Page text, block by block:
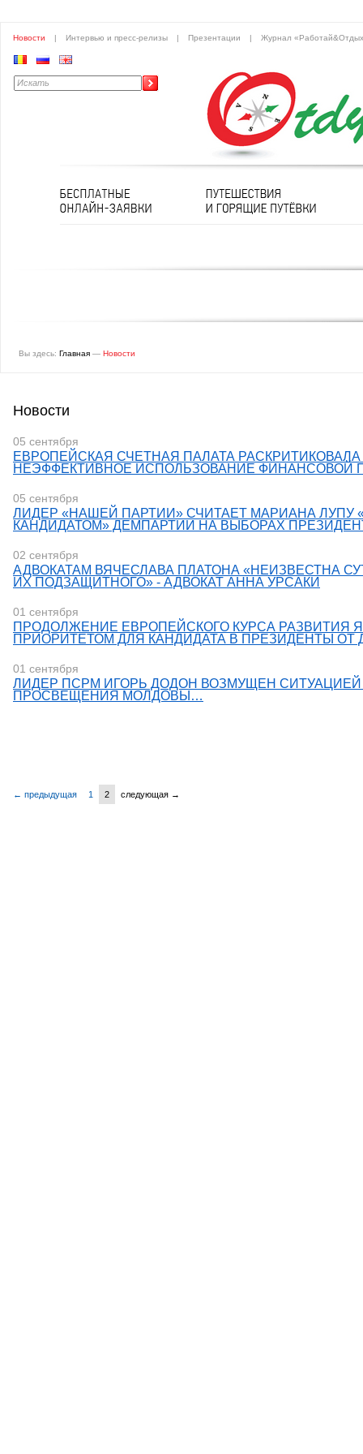
Новости | Интервью и пресс-релизы | Презентации | Журнал
Вы здесь: Главная — Новости
Новости
05 сентября
ЕВРОПЕЙСКАЯ СЧЕТНАЯ ПАЛАТА
НЕЭФФЕКТИВНОЕ ИСПОЛЬЗОВАНИЕ ФИНАНСОВОЙ
05 сентября
​ЛИДЕР «НАШЕЙ ПАРТИИ» СЧИТАЕТ МАРИАНА ЛУПУ
КАНДИДАТОМ» ДЕМПАРТИИ НА ВЫБОРАХ
02 сентября
АДВОКАТАМ ВЯЧЕСЛАВА ПЛАТОНА «НЕИЗВЕСТНА
ИХ ПОДЗАЩИТНОГО» - АДВОКАТ АННА УРСАКИ
01 сентября
​ПРОДОЛЖЕНИЕ ЕВРОПЕЙСКОГО КУРСА РАЗВИТИЯ
ПРИОРИТЕТОМ ДЛЯ КАНДИДАТА В ПРЕЗИДЕНТЫ ОТ
01 сентября
​ЛИДЕР ПСРМ ИГОРЬ ДОДОН ВОЗМУЩЕН
ПРОСВЕЩЕНИЯ МОЛДОВЫ…
← предыдущая 1 2 следующая →